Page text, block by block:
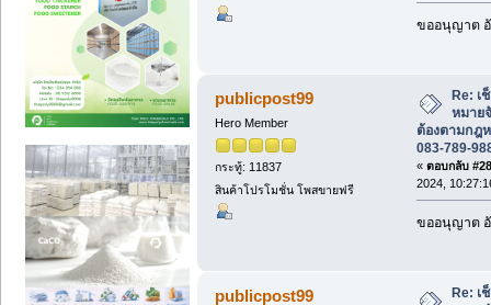
ขออนุญาต
publicpost99
Hero Member
กระทู้: 11837
สินค้าโปรโมชั่น โพสขายฟรี
Re: เ
หมาย
ต้องตามกฎ
083-789-
« ตอบกลับ
2024,
ขออนุญาต
publicpost99
Re: เ